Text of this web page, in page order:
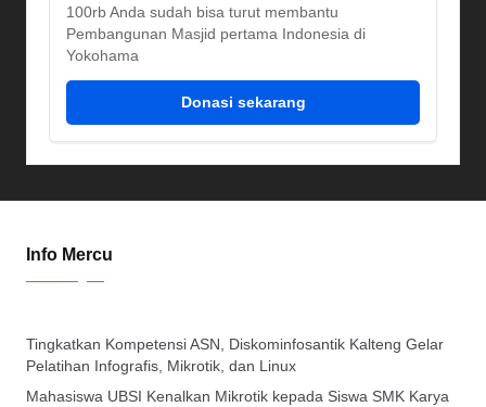
100rb Anda sudah bisa turut membantu
Pembangunan Masjid pertama Indonesia di
Yokohama
Donasi sekarang
Info Mercu
Tingkatkan Kompetensi ASN, Diskominfosantik Kalteng Gelar
Pelatihan Infografis, Mikrotik, dan Linux
Mahasiswa UBSI Kenalkan Mikrotik kepada Siswa SMK Karya